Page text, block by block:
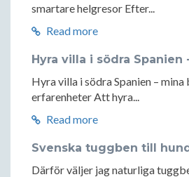
smartare helgresor Efter...
Read more
Hyra villa i södra Spanien
Hyra villa i södra Spanien –
erfarenheter Att hyra...
Read more
Svenska tuggben till
Därför väljer jag naturliga